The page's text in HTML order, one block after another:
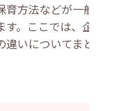
方法などが一般的な
。ここでは、企業内
いについてまとめま